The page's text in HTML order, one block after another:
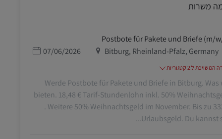
משרות
Postbote für Pakete und Briefe (m/
מיקום
Bitburg, Rheinland-Pfalz, Germany תאריך פרסום
07/06/2026
ל 2 קטגוריות
Werde Postbote für Pakete und Briefe in Bitburg. Was
bieten. 18,48 € Tarif-Stundenlohn inkl. 50%
. Weitere 50% Weihnachtsgeld im November. Bis zu
Urlaubsgeld. Du kannst